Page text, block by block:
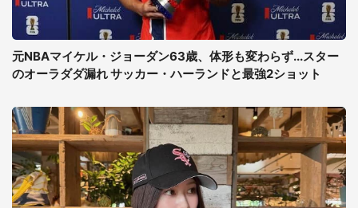
元NBAマイケル・ジョーダン63歳、体形も変わらず...スター
のオーラダダ漏れ サッカー・ハーランドと最強2ショット